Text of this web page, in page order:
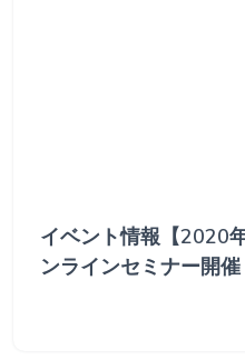
イベント情報【2020
ンラインセミナー開催